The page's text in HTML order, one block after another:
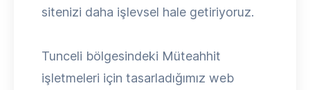
sitenizi daha işlevsel hale getiriyoruz.
Tunceli bölgesindeki Müteahhit
işletmeleri için tasarladığımız web